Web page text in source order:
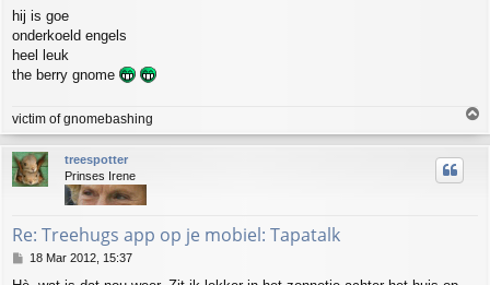
s
t
hij is goe
onderkoeld engels
heel leuk
the berry gnome
victim of gnomebashing
p
treespotter
Prinses Irene
Re: Treehugs app op je mobiel: Tapatalk
P18 Mar 2012, 15:37